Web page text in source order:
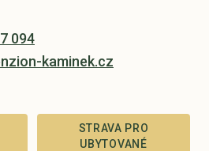
094
kaminek.cz
STRAVA PRO
UBYTOVANÉ